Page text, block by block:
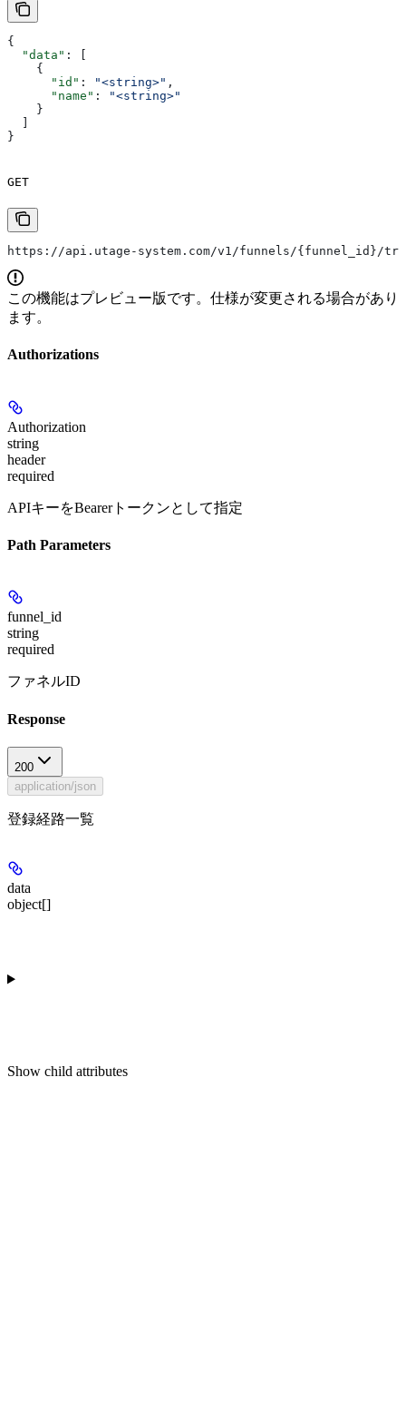
{
  "data"
: [
    {
      "id"
: "<string>" ,
      "name"
:
"<string>"
    }
}
GET
https://api.utage-system.com/v1/funnels/{funnel_id}/
この機能はプレビュー版です。仕様が変更される場合があり
ます。
Authorizations
Authorization
string
header
required
APIキーをBearerトークンとして指定
Path Parameters
funnel_id
string
required
ファネルID
Response
200
application/json
登録経路一覧
data
object[]
Show child attributes